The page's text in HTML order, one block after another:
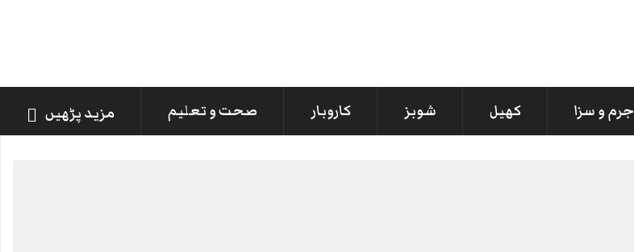
جرم و سزا کھیل شوبز کاروبار صحت و تعلیم مزید پڑھیں